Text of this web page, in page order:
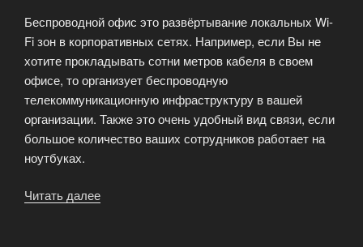
Беспроводной офис это развёртывание локальных Wi-
Fi зон в корпоративных сетях. Например, если Вы не
хотите прокладывать сотни метров кабеля в своем
офисе, то организует беспроводную
телекоммуникационную инфраструктуру в вашей
организации. Также это очень удобный вид связи, если
большое количество ваших сотрудников работает на
ноутбуках.
Читать далее